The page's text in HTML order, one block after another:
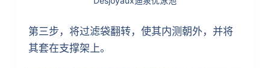
第三步，将过滤袋翻转，使其内测朝外，并将
其套在支撑架上。